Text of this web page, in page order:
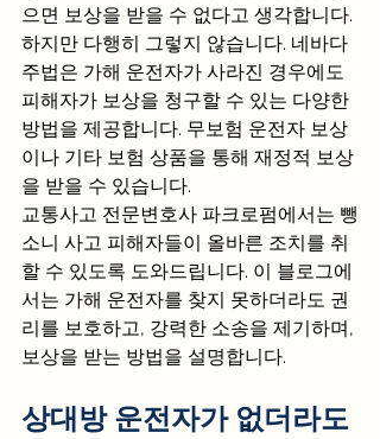
으면 보상을 받을 수 없다고 생각합니다.
하지만 다행히 그렇지 않습니다. 네바다
주법은 가해 운전자가 사라진 경우에도
피해자가 보상을 청구할 수 있는 다양한
방법을 제공합니다. 무보험 운전자 보상
이나 기타 보험 상품을 통해 재정적 보상
을 받을 수 있습니다.
교통사고 전문변호사 파크로펌에서는 뺑
소니 사고 피해자들이 올바른 조치를 취
할 수 있도록 도와드립니다. 이 블로그에
서는 가해 운전자를 찾지 못하더라도 권
리를 보호하고, 강력한 소송을 제기하며,
보상을 받는 방법을 설명합니다.
상대방 운전자가 없더라도